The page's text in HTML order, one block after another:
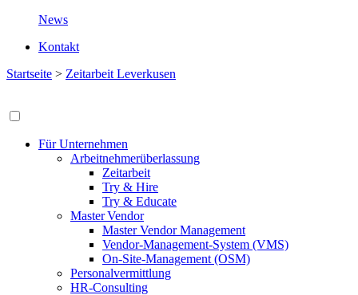
News
Kontakt
Startseite > Zeitarbeit Leverkusen
Für Unternehmen
Arbeitnehmerüberlassung
Zeitarbeit
Try & Hire
Try & Educate
Master Vendor
Master Vendor Management
Vendor-Management-System (VMS)
On-Site-Management (OSM)
Personalvermittlung
HR-Consulting